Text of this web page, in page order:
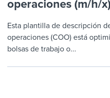
Job
I WANT TO
Pay &
operaciones (m/h/
Esta plantilla de descripción
operaciones (COO) está
bolsas de trabajo o...